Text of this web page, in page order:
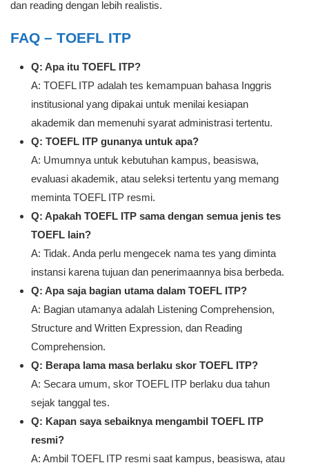
dan reading dengan lebih realistis.
FAQ – TOEFL ITP
Q: Apa itu TOEFL ITP?
A: TOEFL ITP adalah tes kemampuan bahasa Inggris
institusional yang dipakai untuk menilai kesiapan
akademik dan memenuhi syarat administrasi tertentu.
Q: TOEFL ITP gunanya untuk apa?
A: Umumnya untuk kebutuhan kampus, beasiswa,
evaluasi akademik, atau seleksi tertentu yang memang
meminta TOEFL ITP resmi.
Q: Apakah TOEFL ITP sama dengan semua jenis tes
TOEFL lain?
A: Tidak. Anda perlu mengecek nama tes yang diminta
instansi karena tujuan dan penerimaannya bisa berbeda.
Q: Apa saja bagian utama dalam TOEFL ITP?
A: Bagian utamanya adalah Listening Comprehension,
Structure and Written Expression, dan Reading
Comprehension.
Q: Berapa lama masa berlaku skor TOEFL ITP?
A: Secara umum, skor TOEFL ITP berlaku dua tahun
sejak tanggal tes.
Q: Kapan saya sebaiknya mengambil TOEFL ITP
resmi?
A: Ambil TOEFL ITP resmi saat kampus, beasiswa, atau